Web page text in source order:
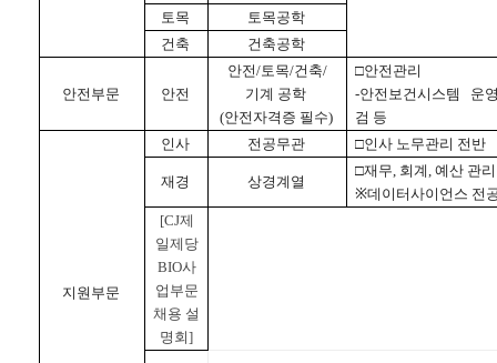
토목
토목공학
건축
건축공학
안전부문 안전
안전/토목/건축/
기계 공학
(안전자격증 필수)
□안전관리
-안전보건시스템
운
검 등
지원부문
인사 전공무관 □인사 노무관리 전반
재경 상경계열
□재무, 회계, 예산 관리
※데이터사이언스 전
[CJ제
일제당
BIO사
업부문
채용 설
명회]